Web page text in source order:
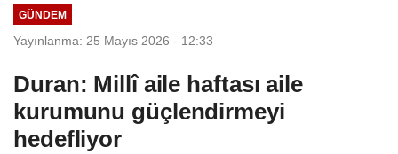
GÜNDEM
Yayınlanma: 25 Mayıs 2026 - 12:33
Duran: Millî aile haftası aile
kurumunu güçlendirmeyi
hedefliyor